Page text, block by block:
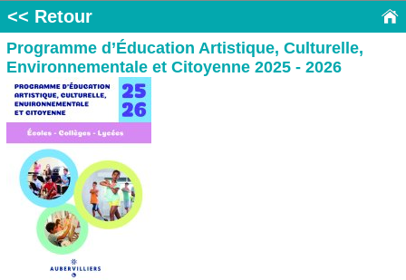
<< Retour
Programme d’Éducation Artistique, Culturelle,
Environnementale et Citoyenne 2025 - 2026